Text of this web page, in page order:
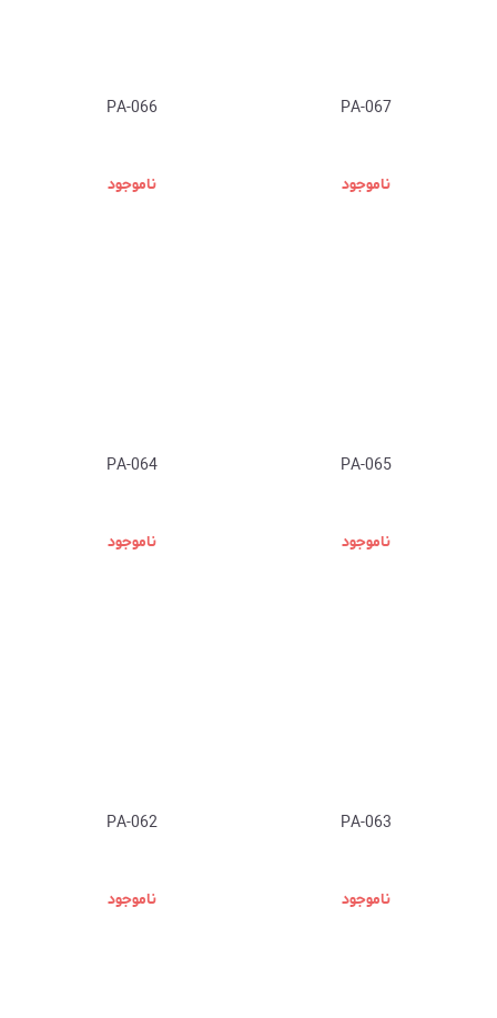
PA-067
ناموجود
PA-066
ناموجود
PA-065
ناموجود
PA-064
ناموجود
PA-063
ناموجود
PA-062
ناموجود